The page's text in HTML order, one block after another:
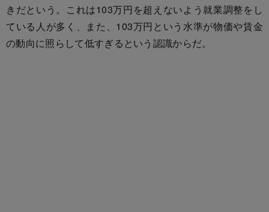
きだという。これは103万円を超えないよう就業調整をし
ている人が多く、また、103万円という水準が物価や賃金
の動向に照らして低すぎるという認識からだ。